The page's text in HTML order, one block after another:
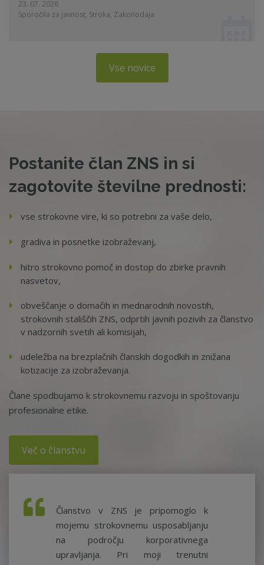
23. 07. 2026
Sporočila za javnost, Stroka, Zakonodaja
Vse novice
Postanite član ZNS in si
zagotovite številne prednosti:
vse strokovne vire, ki so potrebni za vaše delo,
gradiva in posnetke izobraževanj,
hitro strokovno pomoč in dostop do zbirke pravnih
nasvetov,
obveščanje o domačih in mednarodnih novostih,
strokovnih stališčih ZNS, odprtih javnih pozivih za članstvo
v nadzornih svetih ali komisijah,
udeležba na brezplačnih članskih dogodkih in znižana
kotizacije za izobraževanja.
Člane spodbujamo k strokovnemu razvoju in spoštovanju
profesionalne etike.
Več o članstvu
Članstvo v ZNS je pripomoglo k
mojemu strokovnemu usposabljanju
na področju korporativnega
upravljanja. Pri moji trenutni